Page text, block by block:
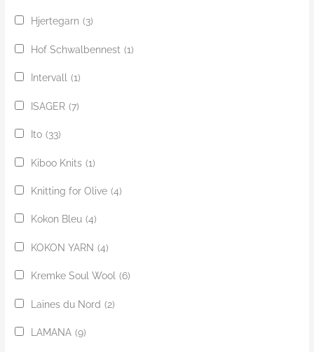
Hjertegarn (3)
Hof Schwalbennest (1)
Intervall (1)
ISAGER (7)
Ito (33)
Kiboo Knits (1)
Knitting for Olive (4)
Kokon Bleu (4)
KOKON YARN (4)
Kremke Soul Wool (6)
Laines du Nord (2)
LAMANA (9)